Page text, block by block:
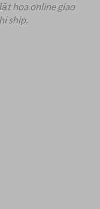
hoa online giao
ship.